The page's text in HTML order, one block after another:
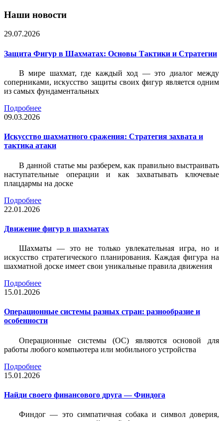
Наши новости
29.07.2026
Защита Фигур в Шахматах: Основы Тактики и Стратегии
В мире шахмат, где каждый ход — это диалог между
соперниками, искусство защиты своих фигур является одним
из самых фундаментальных
Подробнее
09.03.2026
Искусство шахматного сражения: Стратегия захвата и
тактика атаки
В данной статье мы разберем, как правильно выстраивать
наступательные операции и как захватывать ключевые
плацдармы на доске
Подробнее
22.01.2026
Движение фигур в шахматах
Шахматы — это не только увлекательная игра, но и
искусство стратегического планирования. Каждая фигура на
шахматной доске имеет свои уникальные правила движения
Подробнее
15.01.2026
Операционные системы разных стран: разнообразие и
особенности
Операционные системы (ОС) являются основой для
работы любого компьютера или мобильного устройства
Подробнее
15.01.2026
Найди своего финансового друга — Финдога
Финдог — это симпатичная собака и символ доверия,